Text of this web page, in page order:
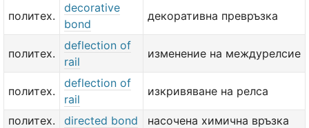
политех.
decorative
bond
декоративна превръзка
политех.
deflection of
rail
изменение на междурелсие
политех.
deflection of
rail
изкривяване на релса
политех. directed bond насочена химична връзка